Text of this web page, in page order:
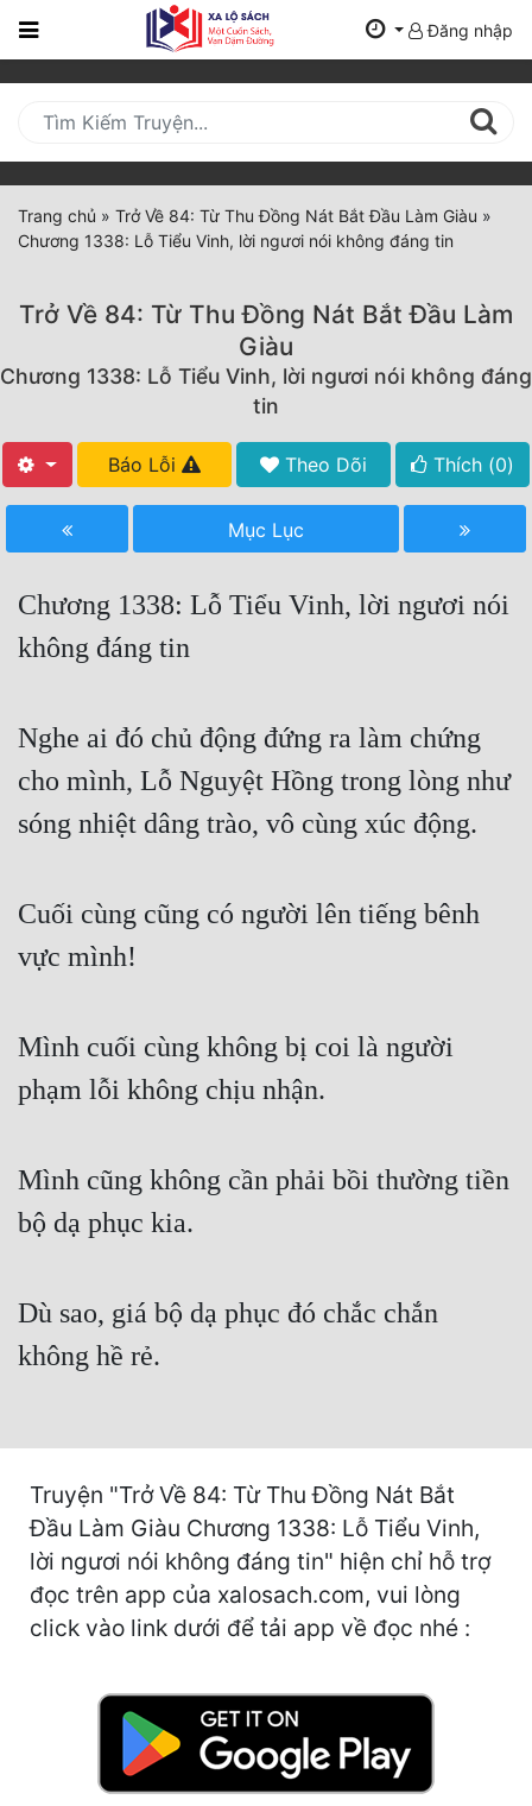
Trang
Mới
Cập
Nhật
(current)
Thể Loại
Tất Cả
Hoàn Thành
Hậu Cung
Truyện Convert
Truyện Nhập Môn
Cổ Tiên Hiệp
Cổ Đại
Dã Sử
Dị Giới
Gia Đấu
Góc Nhìn Nam
Huyền Nghi
Huyền Ảo
Hài Hước
Khoa Huyễn Không Gian
Đăng nhập
Trang chủ » Trở Về 84: Từ Thu Đồng Nát Bắt Đầu Làm Giàu »
Chương 1338: Lỗ Tiểu Vinh, lời ngươi nói không đáng tin
Trở Về 84: Từ Thu Đồng Nát Bắt Đầu Làm
Giàu
Chương 1338: Lỗ Tiểu Vinh, lời ngươi nói không đáng
tin
Báo Lỗi Theo Dõi Thích (0)
Mục Lục
Chương 1338: Lỗ Tiểu Vinh, lời ngươi nói
không đáng tin
Nghe ai đó chủ động đứng ra làm chứng
cho mình, Lỗ Nguyệt Hồng trong lòng như
sóng nhiệt dâng trào, vô cùng xúc động.
Cuối cùng cũng có người lên tiếng bênh
vực mình!
Mình cuối cùng không bị coi là người
phạm lỗi không chịu nhận.
Mình cũng không cần phải bồi thường tiền
bộ dạ phục kia.
Dù sao, giá bộ dạ phục đó chắc chắn
không hề rẻ.
Truyện "Trở Về 84: Từ Thu Đồng Nát Bắt
Đầu Làm Giàu Chương 1338: Lỗ Tiểu Vinh,
lời ngươi nói không đáng tin" hiện chỉ hỗ trợ
đọc trên app của xalosach.com, vui lòng
click vào link dưới để tải app về đọc nhé :